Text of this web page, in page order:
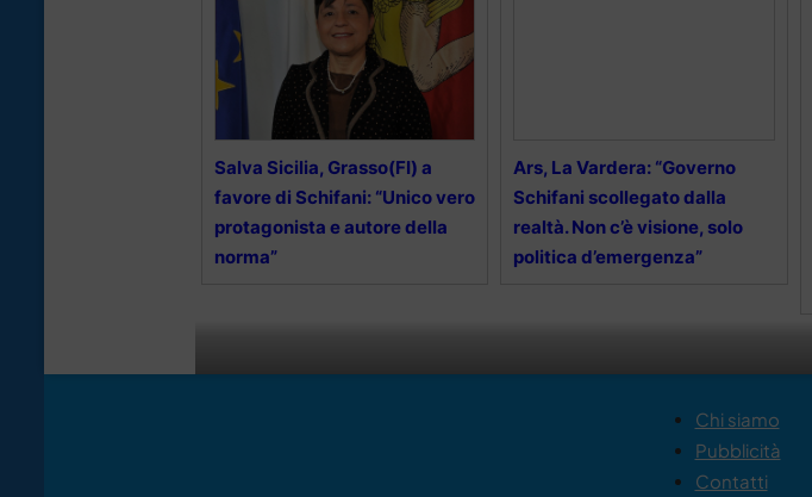
Salva Sicilia, Grasso(FI) a
favore di Schifani: “Unico vero
protagonista e autore della
norma”
Ars, La Vardera: “Governo
Schifani scollegato dalla
realtà. Non c’è visione, solo
politica d’emergenza”
Chi siamo
Pubblicità
Contatti